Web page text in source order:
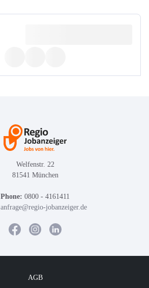
Welfenstr. 22
81541 München
Phone: 0800 - 4161411
anfrage@regio-jobanzeiger.de
AGB